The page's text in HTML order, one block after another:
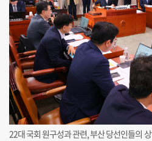
22대 국회 원구성과 관련, 부산 당선인들의